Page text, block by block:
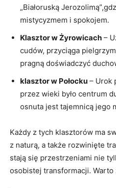
„Białoruską
‍mistycyzmem i spokojem.
Klasztor w Żyrowicach –
cudów, przyciąga
pragną doświadczyć
klasztor w ⁤Połocku – ⁤Urok
przez wieki było centrum
osnuta jest tajemnicą jego
Każdy z tych klasztorów ma
z naturą, a także ⁤rozwinięte
stają się przestrzeniami nie
osobistej transformacji. Warto